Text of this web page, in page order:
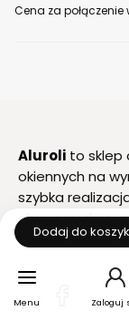
Cena za
Aluroli to sklep
okiennych na
szybka
aby wygodnie
naszą ofertę i
(Otwiera
Dodaj do
Menu Zaloguj